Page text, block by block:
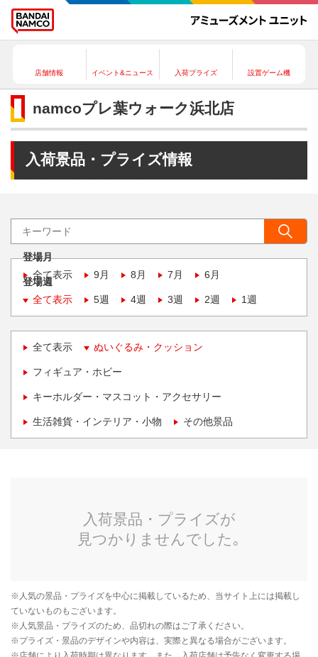
店舗情報 イベント&ニュース 入荷プライズ 設置ゲーム機
namcoプレ葉ウォーク浜北店
入荷景品・プライズ情報
登場月
全て表示
9月 8月 7月 6月
登場週
全て表示
5週 4週 3週 2週 1週
全て表示 ぬいぐるみ・クッション
フィギュア・ホビー
キーホルダー・マスコット・アクセサリー
生活雑貨・インテリア・小物 その他景品